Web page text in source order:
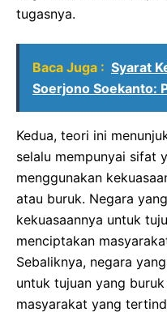
tugasnya.
Baca Juga : Syarat
Soerjono Soekanto:
Kedua, teori ini
selalu mempunyai sifat
menggunakan
atau buruk. Negara
kekuasaannya untuk
menciptakan
Sebaliknya, negara
untuk tujuan yang
masyarakat yang